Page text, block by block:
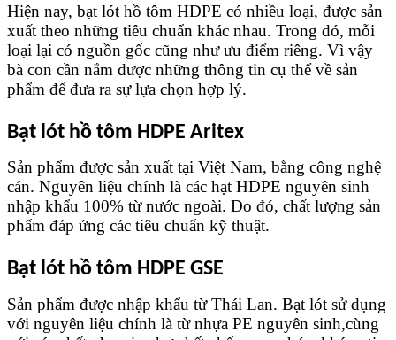
Hiện nay, bạt lót hồ tôm HDPE có nhiều loại, được sản
xuất theo những tiêu chuẩn khác nhau. Trong đó, mỗi
loại lại có nguồn gốc cũng như ưu điểm riêng. Vì vậy
bà con cần nắm được những thông tin cụ thể về sản
phẩm để đưa ra sự lựa chọn hợp lý.
Bạt lót hồ tôm HDPE Aritex
Sản phẩm được sản xuất tại Việt Nam, bằng công nghệ
cán. Nguyên liệu chính là các hạt HDPE nguyên sinh
nhập khẩu 100% từ nước ngoài. Do đó, chất lượng sản
phẩm đáp ứng các tiêu chuẩn kỹ thuật.
Bạt lót hồ tôm HDPE GSE
Sản phẩm được nhập khẩu từ Thái Lan. Bạt lót sử dụng
với nguyên liệu chính là từ nhựa PE nguyên sinh,cùng